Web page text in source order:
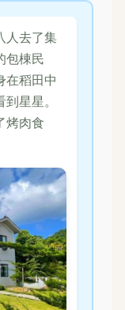
人去了集
包棟民
在稻田中
星星。
烤肉食